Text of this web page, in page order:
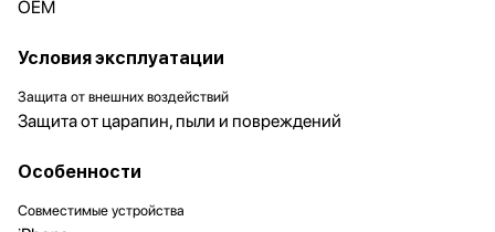
OEM
Условия эксплуатации
Защита от внешних воздействий
Защита от царапин, пыли и повреждений
Особенности
Совместимые устройства